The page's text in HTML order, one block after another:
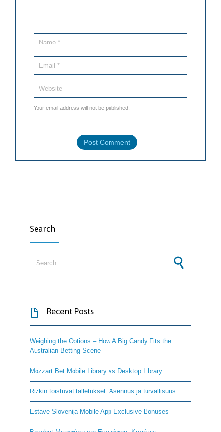
Your email address will not be published.
Search
 Recent Posts
Weighing the Options – How A Big Candy Fits the
Australian Betting Scene
Mozzart Bet Mobile Library vs Desktop Library
Rizkin toistuvat talletukset: Asennus ja turvallisuus
Estave Slovenija Mobile App Exclusive Bonuses